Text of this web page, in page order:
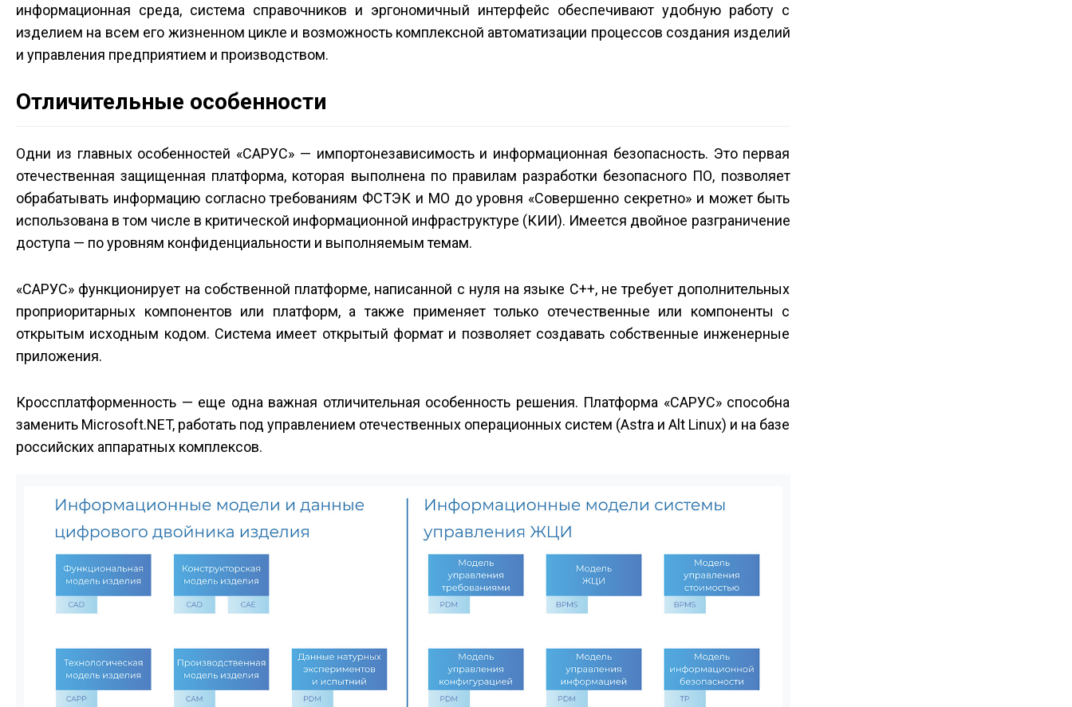
информационная среда, система справочников и эргономичный интерфейс обеспечивают удобную работу с
изделием на всем его жизненном цикле и возможность комплексной автоматизации процессов создания изделий
и управления предприятием и производством.
Отличительные особенности
Одни из главных особенностей «САРУС» — импортонезависимость и информационная безопасность. Это первая
отечественная защищенная платформа, которая выполнена по правилам разработки безопасного ПО, позволяет
обрабатывать информацию согласно требованиям ФСТЭК и МО до уровня «Cовершенно cекретно» и может быть
использована в том числе в критической информационной инфраструктуре (КИИ). Имеется двойное разграничение
доступа — по уровням конфиденциальности и выполняемым темам.
«САРУС» функционирует на собственной платформе, написанной с нуля на языке C++, не требует дополнительных
проприоритарных компонентов или платформ, а также применяет только отечественные или компоненты с
открытым исходным кодом. Система имеет открытый формат и позволяет создавать собственные инженерные
приложения.
Кроссплатформенность — еще одна важная отличительная особенность решения. Платформа «САРУС» способна
заменить Microsoft.NET, работать под управлением отечественных операционных систем (Astra и Alt Linux) и на базе
российских аппаратных комплексов.